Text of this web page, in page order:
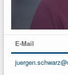
E-Mail